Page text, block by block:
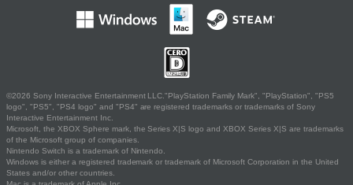
©2026 Sony Interactive Entertainment LLC."PlayStation Family Mark", "PlayStation", "PS5
logo", "PS5", "PS4 logo" and "PS4" are registered trademarks or trademarks of Sony
Interactive Entertainment Inc.
Microsoft, the XBOX Sphere mark, the Series X|S logo and XBOX Series X|S are trademarks
of the Microsoft group of companies.
Nintendo Switch is a trademark of Nintendo.
Windows is either a registered trademark or trademark of Microsoft Corporation in the United
States and/or other countries.